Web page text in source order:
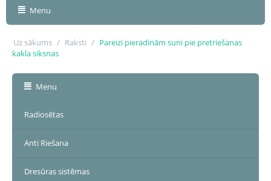
Menu
Uz sākums / Raksti / Pareizi pieradinām suni pie pretriešanas
kakla siksnas
Menu
Radiosētas
Anti Riešana
Dresūras sistēmas